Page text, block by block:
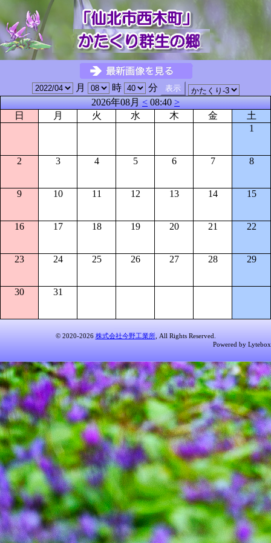
月 時
分
2026年08月<08:40>
日
月 火 水 木 金
土
1
2 3 4 5 6 7 8
9 10 11 12 13 14 15
16 17 18 19 20 21 22
23 24 25 26 27 28 29
30 31
© 2020-2026 株式会社今野工業所, All Rights Reserved.
Powered by Lytebox